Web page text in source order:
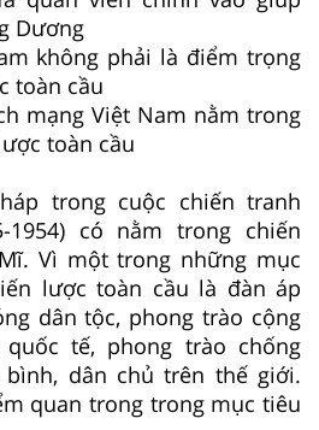
Dương
không phải là điểm trọng
toàn cầu
mạng Việt Nam nằm trong
toàn cầu
trong cuộc chiến tranh
1954) có nằm trong chiến
Vì một trong những mục
lược toàn cầu là đàn áp
dân tộc, phong trào cộng
tế, phong trào chống
dân chủ trên thế giới.
quan trong trong mục tiêu